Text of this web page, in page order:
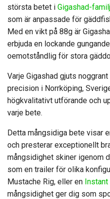
största betet i Gigashad-
som är anpassade för
Med en vikt på 88g är
erbjuda en lockande
oemotståndlig för stora
Varje Gigashad gjuts
precision i Norrköping,
högkvalitativt utförande och
varje bete.
Detta mångsidiga bete visar
och presterar exceptionellt
mångsidighet skiner igenom
som en trailer för olika
Mustache Rig, eller en Instant
mångsidighet ger dig som